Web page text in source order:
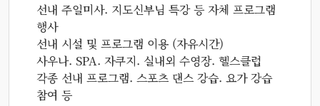
선내 주일미사. 지도신부님 특강 등 자체 프로그램
행사
선내 시설 및 프로그램 이용 (자유시간)
사우나. SPA. 자쿠지. 실내외 수영장. 헬스클럽
각종 선내 프로그램. 스포츠 댄스 강습. 요가 강습
참여 등